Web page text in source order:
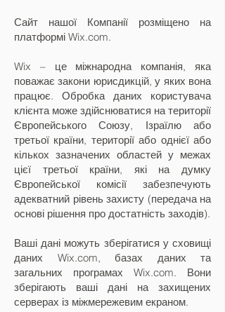
Сайт нашої Компанії розміщено на
платформі Wix.com.
Wix – це міжнародна компанія, яка
поважає закони юрисдикцій, у яких вона
працює. Обробка даних користувача
клієнта може здійснюватися на території
Європейського Союзу, Ізраїлю або
третьої країни, території або однієї або
кількох зазначених областей у межах
цієї третьої країни, які на думку
Європейської комісії забезпечують
адекватний рівень захисту (передача на
основі рішення про достатність заходів).
Ваші дані можуть зберігатися у сховищі
даних Wix.com, базах даних та
загальних програмах Wix.com. Вони
зберігають ваші дані на захищених
серверах із міжмережевим екраном.